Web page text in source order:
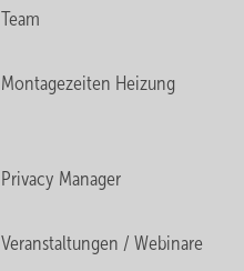
Team
Montagezeiten Heizung
Privacy Manager
Veranstaltungen / Webinare